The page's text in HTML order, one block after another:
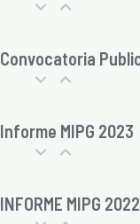
Convocatoria
Informe MIPG 2023
INFORME MIPG 2022